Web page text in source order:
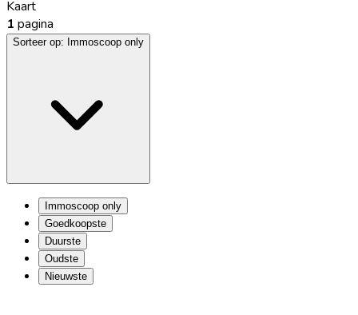
Kaart
1 pagina
Sorteer op: Immoscoop only
Immoscoop only
Goedkoopste
Duurste
Oudste
Nieuwste